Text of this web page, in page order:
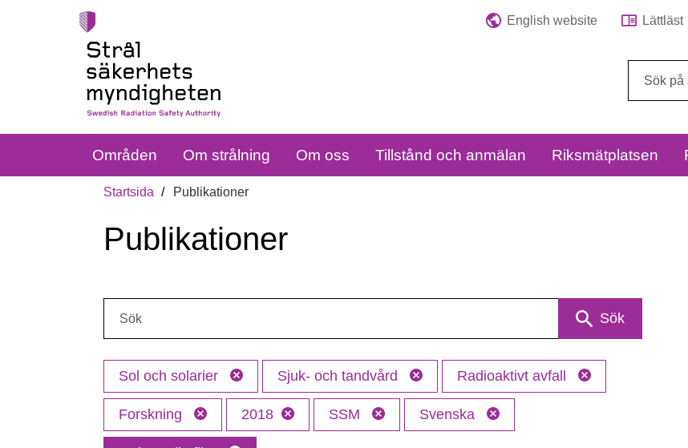
English website Lättläst
Områden Om strålning Om oss Tillstånd och anmälan Riksmätplatsen
Startsida Publikationer
Publikationer
Sök
Sol och solarier Sjuk- och tandvård Radioaktivt avfall
Forskning 2018 SSM Svenska